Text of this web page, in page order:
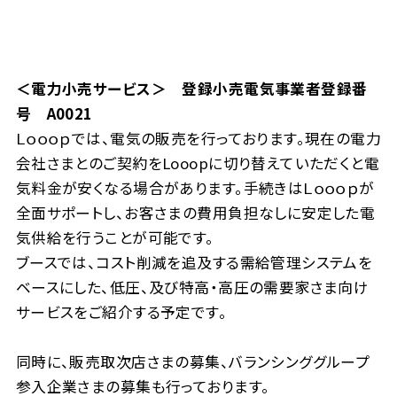
＜電力小売サービス＞ 登録小売電気事業者登録番
号 A0021
Ｌｏｏｏｐでは、電気の販売を行っております。現在の電力
会社さまとのご契約をLooopに切り替えていただくと電
気料金が安くなる場合があります。手続きはＬｏｏｏｐが
全面サポートし、お客さまの費用負担なしに安定した電
気供給を行うことが可能です。
ブースでは、コスト削減を追及する需給管理システムを
ベースにした、低圧、及び特高・高圧の需要家さま向け
サービスをご紹介する予定です。
同時に、販売取次店さまの募集、バランシンググループ
参入企業さまの募集も行っております。